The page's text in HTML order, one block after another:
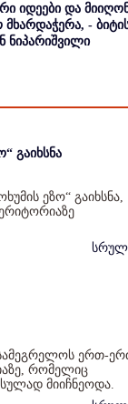
იდეები და
მხარდაჭერა, -
ნიპარიშვილი
გაიხსნა
ეზო“ გაიხსნა,
ერთ-
რომელიც
მიიჩნეოდა.